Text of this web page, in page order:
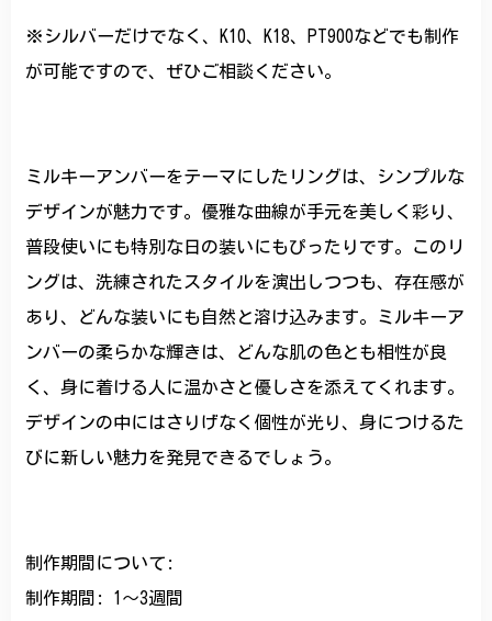
※シルバーだけでなく、K10、K18、PT900などでも制作
が可能ですので、ぜひご相談ください。
ミルキーアンバーをテーマにしたリングは、シンプルな
デザインが魅力です。優雅な曲線が手元を美しく彩り、
普段使いにも特別な日の装いにもぴったりです。このリ
ングは、洗練されたスタイルを演出しつつも、存在感が
あり、どんな装いにも自然と溶け込みます。ミルキーア
ンバーの柔らかな輝きは、どんな肌の色とも相性が良
く、身に着ける人に温かさと優しさを添えてくれます。
デザインの中にはさりげなく個性が光り、身につけるた
びに新しい魅力を発見できるでしょう。
制作期間について:
制作期間: 1〜3週間